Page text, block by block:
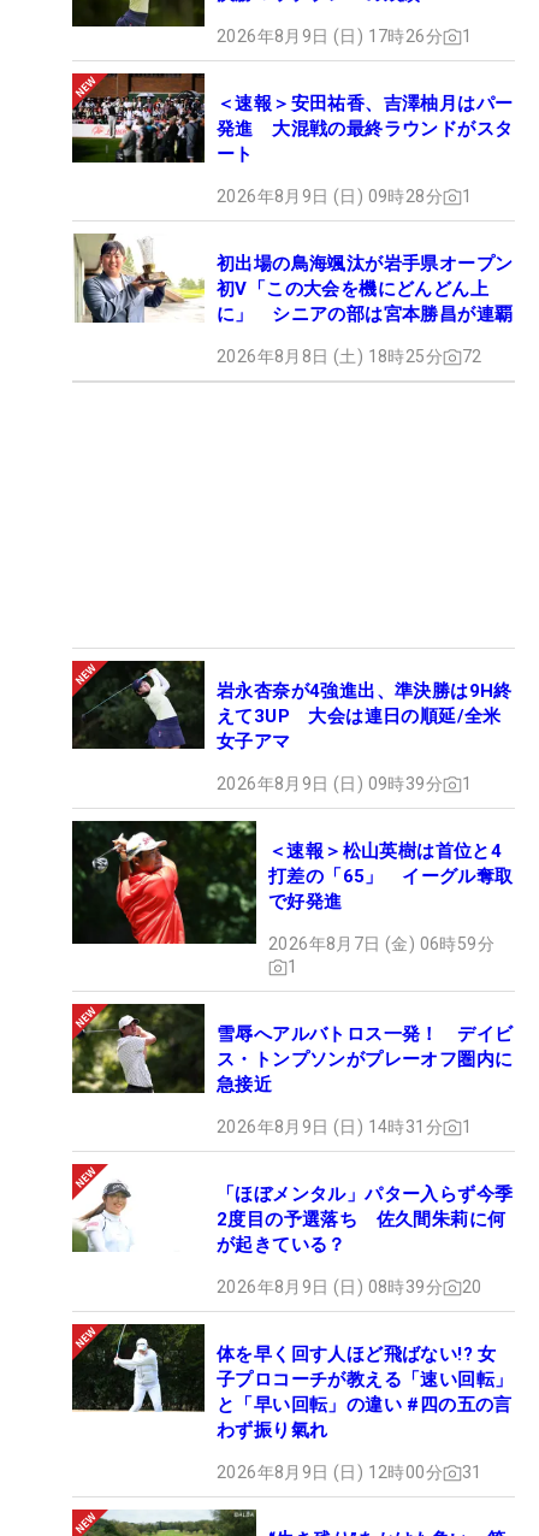
2026年8月9日 (日) 17時26分 1
＜速報＞安田祐香、吉澤柚月はパー
発進 大混戦の最終ラウンドがスタ
ート
2026年8月9日 (日) 09時28分 1
初出場の鳥海颯汰が岩手県オープン
初V「この大会を機にどんどん上
に」 シニアの部は宮本勝昌が連覇
2026年8月8日 (土) 18時25分 72
岩永杏奈が4強進出、準決勝は9H終
えて3UP 大会は連日の順延/全米
女子アマ
2026年8月9日 (日) 09時39分 1
＜速報＞松山英樹は首位と4
打差の「65」 イーグル奪取
で好発進
2026年8月7日 (金) 06時59分
1
雪辱へアルバトロス一発！ デイビ
ス・トンプソンがプレーオフ圏内に
急接近
2026年8月9日 (日) 14時31分 1
「ほぼメンタル」パター入らず今季
2度目の予選落ち 佐久間朱莉に何
が起きている？
2026年8月9日 (日) 08時39分 20
体を早く回す人ほど飛ばない!? 女
子プロコーチが教える「速い回転」
と「早い回転」の違い #四の五の言
わず振り氣れ
2026年8月9日 (日) 12時00分 31